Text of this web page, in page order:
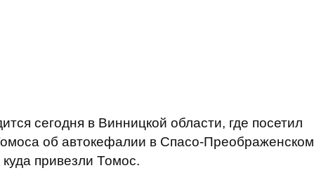
сегодня в Винницкой области, где посетил
об автокефалии в Спасо-Преображенском
привезли Томос.